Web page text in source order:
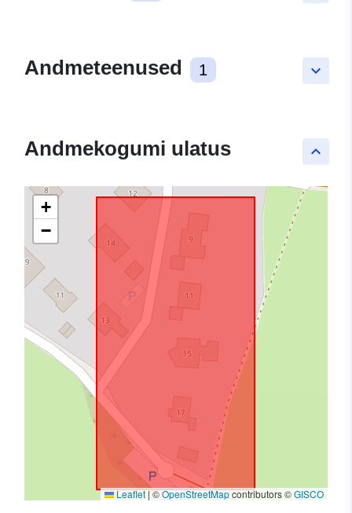
keyboard_arrow_down
Andmeteenused 1
keyboard_arrow_up
Andmekogumi ulatus
+
−
Leaflet|©OpenStreetMapcontributors ©GISCO